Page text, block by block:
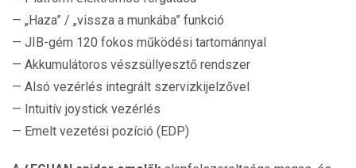
— „Haza” / „vissza a munkába” funkció
— JIB-gém 120 fokos működési tartománnyal
— Akkumulátoros vészsüllyesztő rendszer
— Alsó vezérlés integrált szervizkijelzővel
— Intuitív joystick vezérlés
— Emelt vezetési pozíció (EDP)